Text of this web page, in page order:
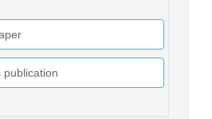
publication